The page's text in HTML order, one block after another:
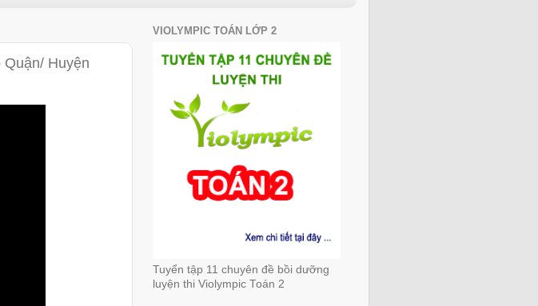
Huyện
VIOLYMPIC TOÁN LỚP 2
Tuyển tập 11 chuyên đề bồi dưỡng
luyện thi Violympic Toán 2